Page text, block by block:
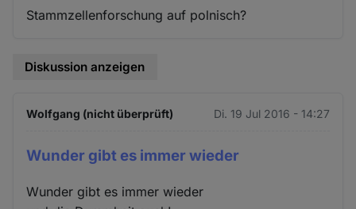
Stammzellenforschung auf polnisch?
Diskussion anzeigen
Wolfgang (nicht überprüft) Di. 19 Jul 2016 - 14:27
Wunder gibt es immer wieder
Wunder gibt es immer wieder